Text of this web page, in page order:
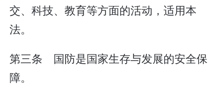
交、科技、教育等方面的活动，适用本
法。
第三条 国防是国家生存与发展的安全保
障。